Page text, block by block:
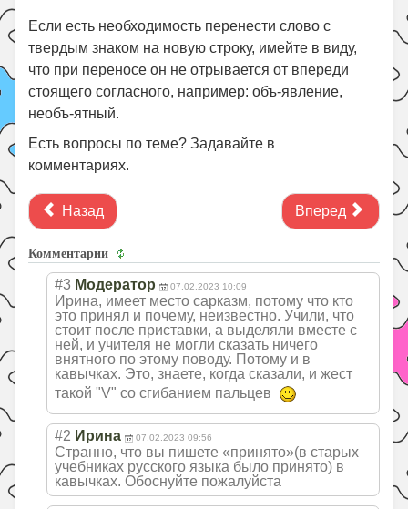
Если есть необходимость перенести слово с
твердым знаком на новую строку, имейте в виду,
что при переносе он не отрывается от впереди
стоящего согласного, например: объ-явление,
необъ-ятный.
Есть вопросы по теме? Задавайте в
комментариях.
Назад Вперед
Комментарии
#3 Модератор 07.02.2023 10:09
Ирина, имеет место сарказм, потому что кто
это принял и почему, неизвестно. Учили, что
стоит после приставки, а выделяли вместе с
ней, и учителя не могли сказать ничего
внятного по этому поводу. Потому и в
кавычках. Это, знаете, когда сказали, и жест
такой "V" со сгибанием пальцев
#2 Ирина 07.02.2023 09:56
Странно, что вы пишете «принято»(в старых
учебниках русского языка было принято) в
кавычках. Обоснуйте пожалуйста